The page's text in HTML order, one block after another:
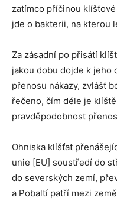
zatímco příčinou
jde o bakterii, na kterou
Za zásadní po přisátí
jakou dobu dojde k jeho
přenosu nákazy, zvlášť
řečeno, čím déle je
pravděpodobnost
Ohniska klíšťat
unie [EU] soustředí do
do severských zemí,
a Pobaltí patří mezi